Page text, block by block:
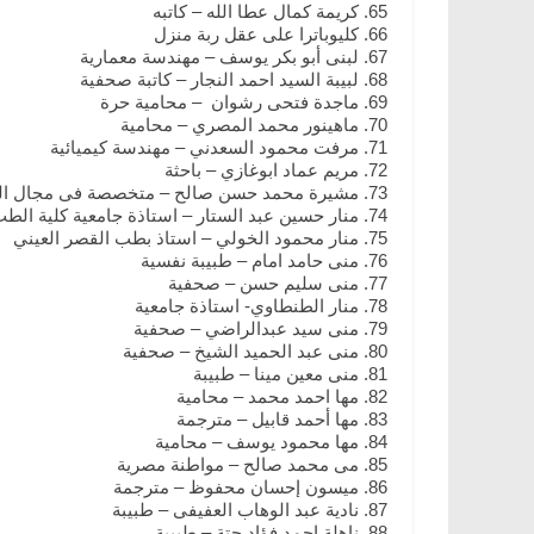
كريمة كمال عطا الله – كاتبه
كليوباترا على عقل ربة منزل
لبنى أبو بكر يوسف – مهندسة معمارية
لبيبة السيد احمد النجار – كاتبة صحفية
ماجدة فتحى رشوان – محامية حرة
ماهينور محمد المصري – محامية
مرفت محمود السعدني – مهندسة كيميائية
مريم عماد ابوغازي – باحثة
مشيرة محمد حسن صالح – متخصصة فى مجال
منار حسين عبد الستار – استاذة جامعية كلية
منار محمود الخولي – استاذ بطب القصر العيني
منى حامد امام – طبيبة نفسية
منى سليم حسن – صحفية
منار الطنطاوي- استاذة جامعية
منى سيد عبدالراضي – صحفية
منى عبد الحميد الشيخ – صحفية
منى معين مينا – طبيبة
مها احمد محمد – محامية
مها أحمد قابيل – مترجمة
مها محمود يوسف – محامية
مى محمد صالح – مواطنة مصرية
ميسون إحسان محفوظ – مترجمة
نادية عبد الوهاب العفيفى – طبيبة